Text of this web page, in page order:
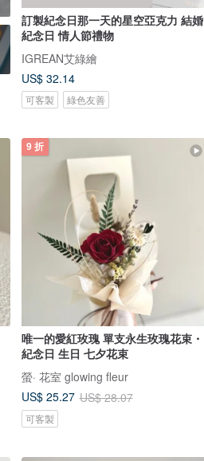
訂製紀念日那一天的星空亞克力 結婚
紀念日 情人節禮物
IGREAN艾綠繪
US$ 32.14
可客製 綠色友善
9 折
唯一的愛紅玫瑰 單支永生玫瑰花束・
紀念日 生日 七夕花束
螢· 花室 glowing fleur
US$ 25.27 US$ 28.07
可客製